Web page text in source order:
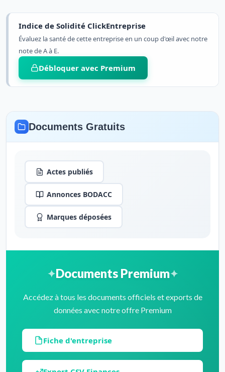
Indice de Solidité ClickEntreprise
Évaluez la santé de cette entreprise en un coup d'œil avec notre
note de A à E.
Débloquer avec Premium
Documents Gratuits
Actes publiés
Annonces BODACC
Marques déposées
Documents Premium
Accédez à tous les documents officiels et exports de
données avec notre offre Premium
Fiche d'entreprise